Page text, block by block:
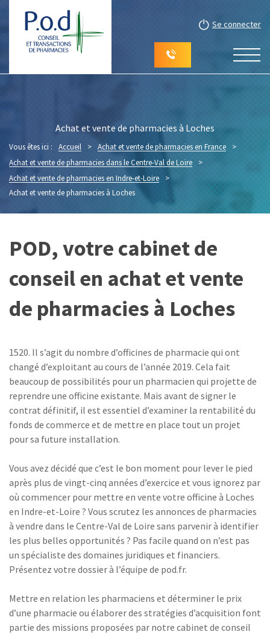
Se connecter
Achat et vente de pharmacies à Loches
Vous êtes ici : Accueil > Achat et vente de pharmacies en France
>
Achat et vente de pharmacies dans le Centre-Val de Loire
>
Achat et vente de pharmacies en Indre-et-Loire
>
Achat et vente de pharmacies à Loches
POD, votre cabinet de
conseil en achat et vente
de pharmacies à Loches
1520. Il s’agit du nombre d’officines de pharmacie qui ont
changé d’exploitant au cours de l’année 2019. Cela fait
beaucoup de possibilités pour un pharmacien qui projette de
reprendre une officine existante. Mais avant de signer le
contrat définitif, il est essentiel d’examiner la rentabilité du
fonds de commerce et de mettre en place tout un projet
pour sa future installation.
Vous avez décidé que c’est le bon moment pour lever le pied
après plus de vingt-cinq années d’exercice et vous ignorez par
où commencer pour mettre en vente votre officine à Loches
en Indre-et-Loire ? Vous scrutez les annonces de pharmacies
à vendre dans le Centre-Val de Loire sans parvenir à identifier
les plus belles opportunités ? Pas facile quand on n’est pas
un spécialiste des domaines juridiques et financiers.
Présentez votre dossier à l’équipe de pod.fr.
Mettre en relation les pharmaciens et déterminer le prix
d’une pharmacie ou élaborer des stratégies d’acquisition font
partie des missions proposées par notre cabinet de conseil